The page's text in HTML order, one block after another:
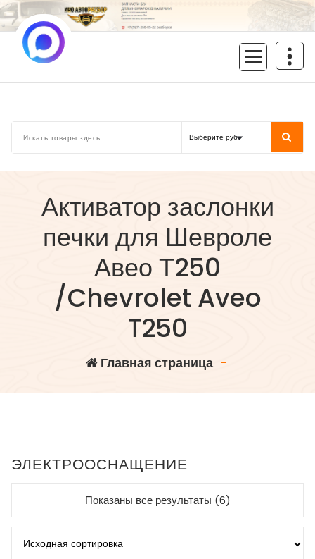
Перейти
к
содержимому
Активатор заслонки
печки для Шевроле
Авео Т250
/Chevrolet Aveo
T250
Главная страница-
ЭЛЕКТРООСНАЩЕНИЕ
Показаны все результаты (6)